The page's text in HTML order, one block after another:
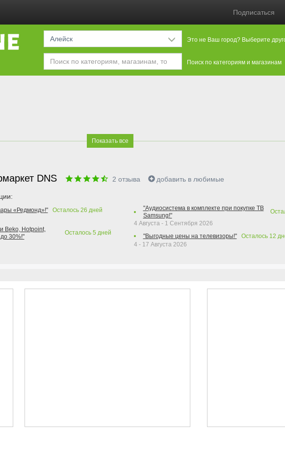
Подписаться
Алейск Это не Ваш город? Выберите
Поиск по категориям и магазинам
Показать все
DNS 2 отзыва добавить в любимые
«Редмонд»!" Осталось 26 дней
Beko, Hotpoint,
30%!"
Осталось 5 дней
"Аудиосистема в комплекте при покупке ТВ
Samsung!"
4 Августа - 1 Сентября 2026
"Выгодные цены на телевизоры!"
Осталось 12
4 - 17 Августа 2026